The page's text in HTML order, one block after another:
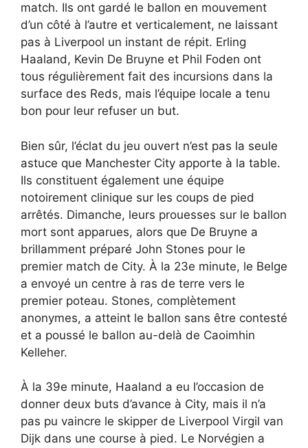
match. Ils ont gardé le ballon en mouvement
d’un côté à l’autre et verticalement, ne laissant
pas à Liverpool un instant de répit. Erling
Haaland, Kevin De Bruyne et Phil Foden ont
tous régulièrement fait des incursions dans la
surface des Reds, mais l’équipe locale a tenu
bon pour leur refuser un but.
Bien sûr, l’éclat du jeu ouvert n’est pas la seule
astuce que Manchester City apporte à la table.
Ils constituent également une équipe
notoirement clinique sur les coups de pied
arrêtés. Dimanche, leurs prouesses sur le ballon
mort sont apparues, alors que De Bruyne a
brillamment préparé John Stones pour le
premier match de City. À la 23e minute, le Belge
a envoyé un centre à ras de terre vers le
premier poteau. Stones, complètement
anonymes, a atteint le ballon sans être contesté
et a poussé le ballon au-delà de Caoimhin
Kelleher.
À la 39e minute, Haaland a eu l’occasion de
donner deux buts d’avance à City, mais il n’a
pas pu vaincre le skipper de Liverpool Virgil van
Dijk dans une course à pied. Le Norvégien a